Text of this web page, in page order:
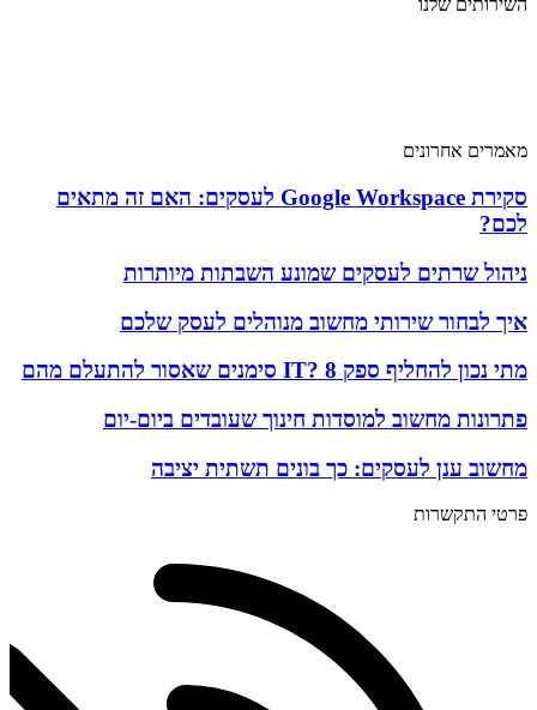
השירותים שלנו
מאמרים אחרונים
סקירת Google Workspace לעסקים: האם זה מתאים
לכם?
ניהול שרתים לעסקים שמונע השבתות מיותרות
איך לבחור שירותי מחשוב מנוהלים לעסק שלכם
מתי נכון להחליף ספק IT? 8 סימנים שאסור להתעלם מהם
פתרונות מחשוב למוסדות חינוך שעובדים ביום-יום
מחשוב ענן לעסקים: כך בונים תשתית יציבה
פרטי התקשרות